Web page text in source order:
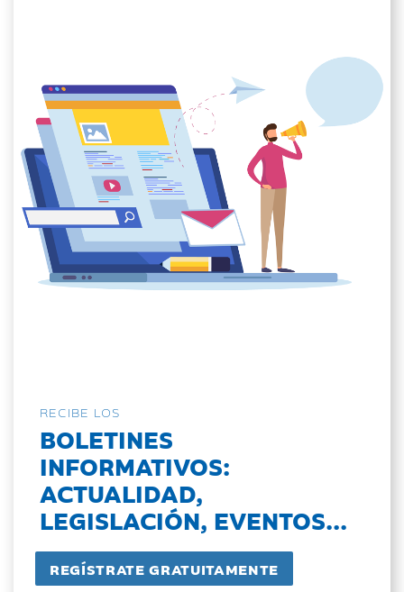
RECIBE LOS
BOLETINES
INFORMATIVOS:
ACTUALIDAD,
LEGISLACIÓN, EVENTOS...